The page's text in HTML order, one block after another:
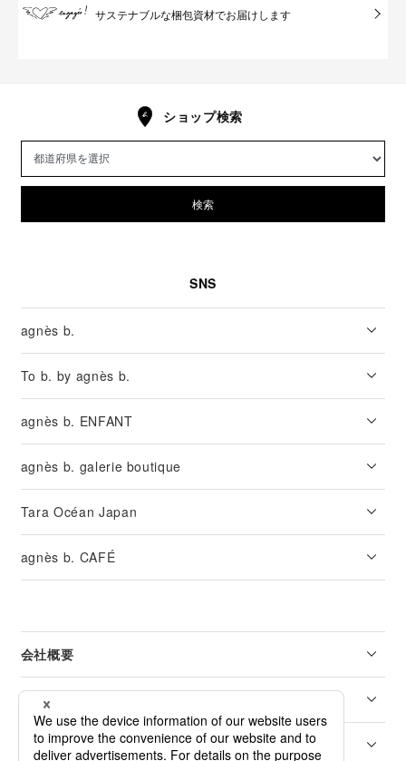
サステナブルな梱包資材でお届けします
ショップ検索
検索
SNS
agnès b.
To b. by agnès b.
agnès b. ENFANT
agnès b. galerie boutique
Tara Océan Japan
agnès b. CAFÉ
会社概要
リーガル
カスタマーサービス